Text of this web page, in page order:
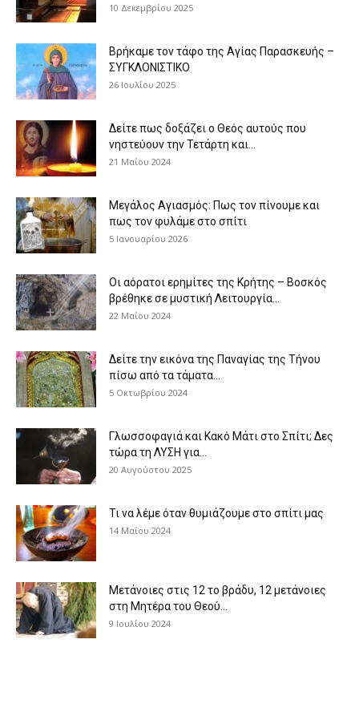
10 Δεκεμβρίου 2025
Βρήκαμε τον τάφο της Αγίας Παρασκευής –
ΣΥΓΚΛΟΝΙΣΤΙΚΟ
26 Ιουλίου 2025
Δείτε πως δοξάζει ο Θεός αυτούς που
νηστεύουν την Τετάρτη και...
21 Μαΐου 2024
Μεγάλος Αγιασμός: Πως τον πίνουμε και
πως τον φυλάμε στο σπίτι
5 Ιανουαρίου 2026
Οι αόρατοι ερημίτες της Κρήτης – Βοσκός
βρέθηκε σε μυστική Λειτουργία...
22 Μαΐου 2024
Δείτε την εικόνα της Παναγίας της Τήνου
πίσω από τα τάματα...
5 Οκτωβρίου 2024
Γλωσσοφαγιά και Κακό Μάτι στο Σπίτι; Δες
τώρα τη ΛΥΣΗ για...
20 Αυγούστου 2025
Τι να λέμε όταν θυμιάζουμε στο σπίτι μας
14 Μαΐου 2024
Μετάνοιες στις 12 το βράδυ, 12 μετάνοιες
στη Μητέρα του Θεού...
9 Ιουλίου 2024